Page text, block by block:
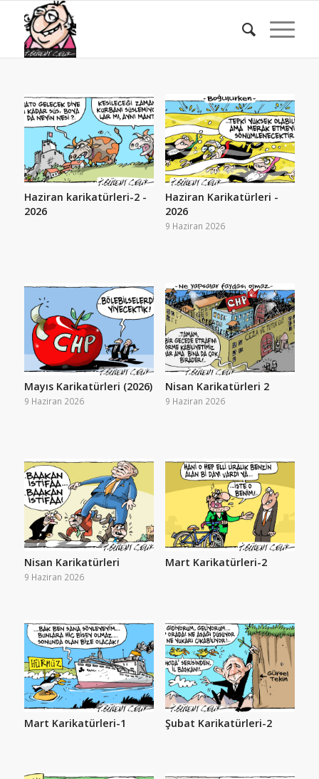
Haziran karikatürleri-2 -
2026
Haziran Karikatürleri -
2026
9 Haziran 2026
Mayıs Karikatürleri (2026)
9 Haziran 2026
Nisan Karikatürleri 2
9 Haziran 2026
Nisan Karikatürleri
9 Haziran 2026
Mart Karikatürleri-2
Mart Karikatürleri-1 Şubat Karikatürleri-2